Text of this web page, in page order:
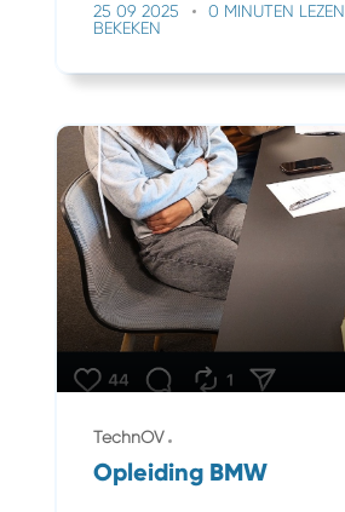
25 09 2025 0 MINUTEN LEZEN
BEKEKEN
TechnOV
Opleiding BMW